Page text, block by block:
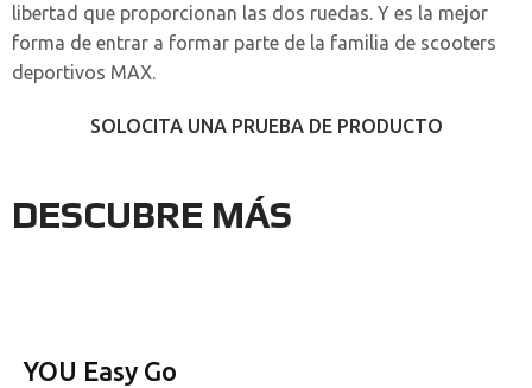
libertad que proporcionan las dos ruedas. Y es la mejor
forma de entrar a formar parte de la familia de scooters
deportivos MAX.
SOLOCITA UNA PRUEBA DE PRODUCTO
DESCUBRE MÁS
YOU Easy Go